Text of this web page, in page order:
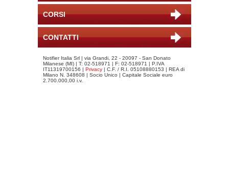
CORSI
CONTATTI
Notifier Italia Srl | via Grandi, 22 - 20097 - San Donato
Milanese (MI) | T: 02-518971 | F: 02-518971 | P.IVA
IT11319700156 | Privacy | C.F. / R.I. 05108880153 | REA di
Milano N. 348608 | Socio Unico | Capitale Sociale euro
2.700.000,00 i.v.